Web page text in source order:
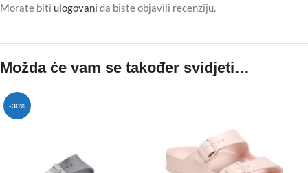
Morate biti ulogovani da biste objavili recenziju.
Možda će vam se također svidjeti…
-30%